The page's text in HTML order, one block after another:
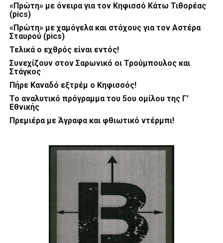
«Πρώτη» με όνειρα για τον Κηφισσό Κάτω Τιθορέας
(pics)
«Πρώτη» με χαμόγελα και στόχους για τον Αστέρα
Σταυρού (pics)
Τελικά ο εχθρός είναι εντός!
Συνεχίζουν στον Σαρωνικό οι Τρούμπουλος και
Στάγκος
Πήρε Καναδό εξτρέμ ο Κηφισσός!
Το αναλυτικό πρόγραμμα του 5ου ομίλου της Γ’
Εθνικής
Πρεμιέρα με Άγραφα και φθιωτικό ντέρμπι!